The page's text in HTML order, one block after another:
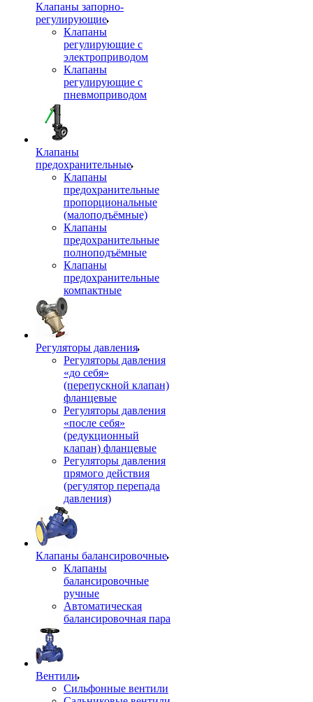
Клапаны запорно-
регулирующие
Клапаны
регулирующие с
электроприводом
Клапаны
регулирующие с
пневмоприводом
Клапаны
предохранительные
Клапаны
предохранительные
пропорциональные
(малоподъёмные)
Клапаны
предохранительные
полноподъёмные
Клапаны
предохранительные
компактные
Регуляторы давления
Регуляторы давления
«до себя»
(перепускной клапан)
фланцевые
Регуляторы давления
«после себя»
(редукционный
клапан) фланцевые
Регуляторы давления
прямого действия
(регулятор перепада
давления)
Клапаны балансировочные
Клапаны
балансировочные
ручные
Автоматическая
балансировочная пара
Вентили
Сильфонные вентили